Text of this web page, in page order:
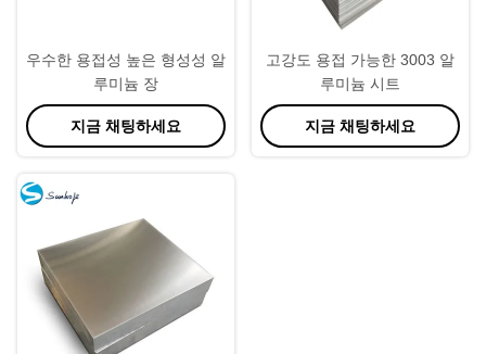
우수한 용접성 높은 형성성 알
루미늄 장
지금 채팅하세요
고강도 용접 가능한 3003 알
루미늄 시트
지금 채팅하세요